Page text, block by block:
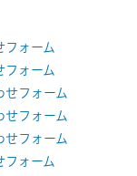
フォーム
フォーム
せフォーム
せフォーム
せフォーム
フォーム